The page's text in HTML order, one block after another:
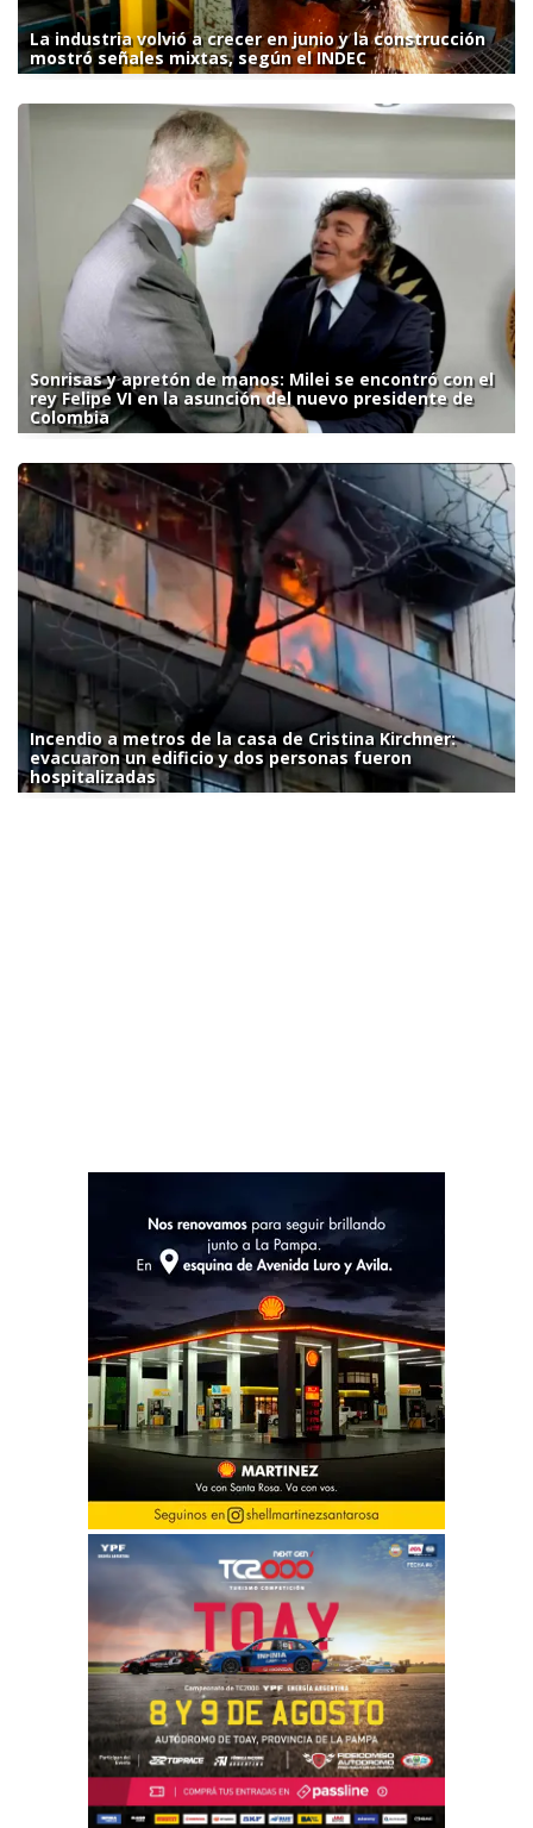
La industria volvió a crecer en junio y la construcción
mostró señales mixtas, según el INDEC
Sonrisas y apretón de manos: Milei se encontró con el
rey Felipe VI en la asunción del nuevo presidente de
Colombia
Incendio a metros de la casa de Cristina Kirchner:
evacuaron un edificio y dos personas fueron
hospitalizadas